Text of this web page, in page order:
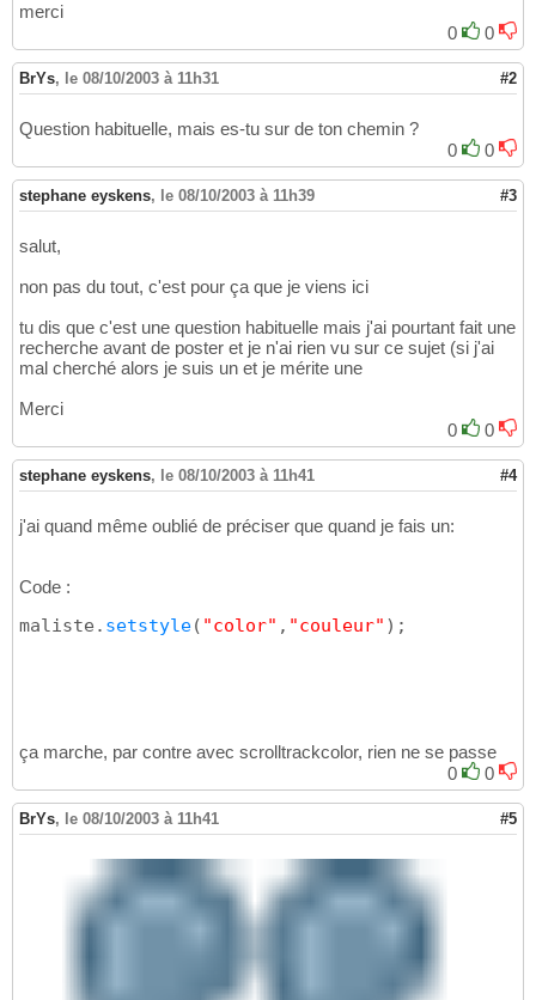
merci
0
0
BrYs, le 08/10/2003 à 11h31 #2
Question habituelle, mais es-tu sur de ton chemin ?
0
0
stephane eyskens, le 08/10/2003 à 11h39 #3
salut,
non pas du tout, c'est pour ça que je viens ici
tu dis que c'est une question habituelle mais j'ai pourtant fait une
recherche avant de poster et je n'ai rien vu sur ce sujet (si j'ai
mal cherché alors je suis un et je mérite une
Merci
0
0
stephane eyskens, le 08/10/2003 à 11h41 #4
j'ai quand même oublié de préciser que quand je fais un:
Code :
maliste. setstyle( "color" , "couleur" ) ;
ça marche, par contre avec scrolltrackcolor, rien ne se passe
0
0
BrYs, le 08/10/2003 à 11h41 #5